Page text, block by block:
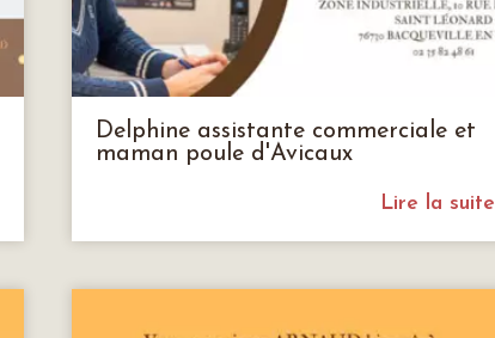
Delphine assistante commerciale et
maman poule d'Avicaux
Lire la suite